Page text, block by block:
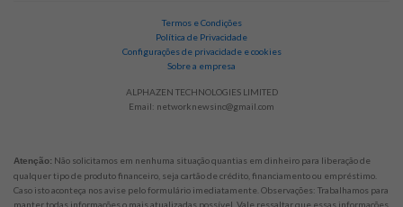
Termos e Condições
Política de Privacidade
Configurações de privacidade e cookies
Sobre a empresa
ALPHAZEN TECHNOLOGIES LIMITED
Email: networknewsinc@gmail.com
Atenção: Não solicitamos em nenhuma situação quantias em dinheiro para liberação de
qualquer tipo de produto financeiro, seja cartão de crédito, financiamento ou empréstimo.
Caso isto aconteça nos avise pelo formulário imediatamente. Observações: Trabalhamos para
manter todas informações o mais atualizadas possível. Vale ressaltar que essas informações